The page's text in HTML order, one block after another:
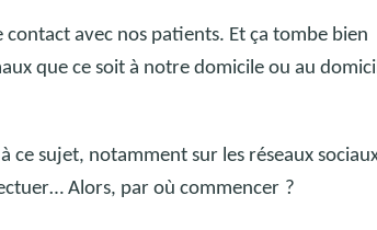
contact avec nos patients. Et ça tombe bien
que ce soit à notre domicile ou au
ce sujet, notamment sur les réseaux
Alors, par où commencer ?